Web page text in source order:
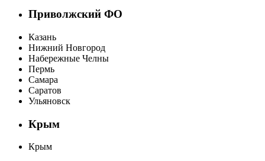
Приволжский ФО
Казань
Нижний Новгород
Набережные Челны
Пермь
Самара
Саратов
Ульяновск
Крым
Крым